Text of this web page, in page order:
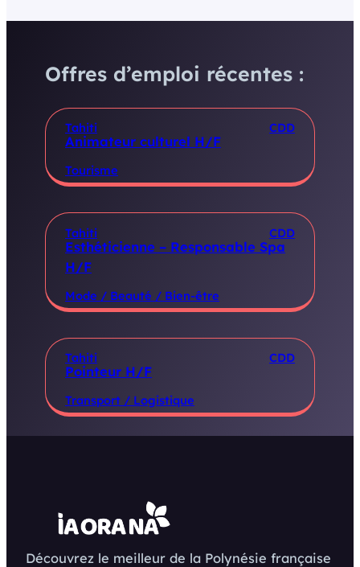
Offres d’emploi récentes :
Tahiti CDD
Animateur culturel H/F
Tourisme
Tahiti CDD
Esthéticienne – Responsable Spa
H/F
Mode / Beauté / Bien-être
Tahiti CDD
Pointeur H/F
Transport / Logistique
Découvrez le meilleur de la Polynésie française